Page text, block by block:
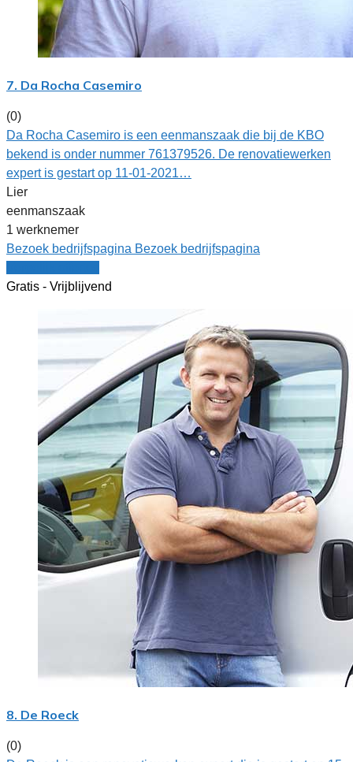
7. Da Rocha Casemiro
(0)
Da Rocha Casemiro is een eenmanszaak die bij de KBO
bekend is onder nummer 761379526. De renovatiewerken
expert is gestart op 11-01-2021…
Lier
eenmanszaak
1 werknemer
Bezoek bedrijfspagina Bezoek bedrijfspagina
Gratis - Vrijblijvend
8. De Roeck
(0)